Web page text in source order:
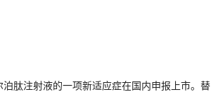
肽注射液的一项新适应症在国内申报上市。替